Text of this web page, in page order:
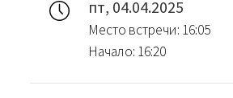
пт, 04.04.2025
Место встречи: 16:05
Начало: 16:20